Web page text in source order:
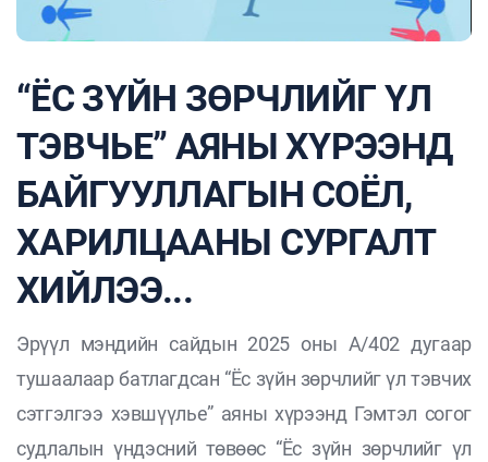
“ЁС ЗҮЙН ЗӨРЧЛИЙГ ҮЛ
ТЭВЧЬЕ” АЯНЫ ХҮРЭЭНД
БАЙГУУЛЛАГЫН СОЁЛ,
ХАРИЛЦААНЫ СУРГАЛТ
ХИЙЛЭЭ...
Эрүүл мэндийн сайдын 2025 оны А/402 дугаар
тушаалаар батлагдсан “Ёс зүйн зөрчлийг үл тэвчих
сэтгэлгээ хэвшүүлье” аяны хүрээнд Гэмтэл согог
судлалын үндэсний төвөөс “Ёс зүйн зөрчлийг үл